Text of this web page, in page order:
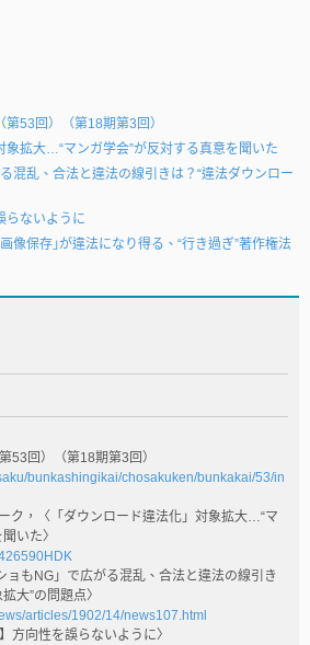
53回）（第18期第3回）
象拡大…“マンガ学会”が反対する真意を聞いた
混乱、合法と違法の線引きは？“違法ダウンロー
らないように
像保存｣が違法になり得る、“行き過ぎ”著作権法
53回）（第18期第3回）
bunkashingikai/chosakuken/bunkakai/53/in
ク，〈「ダウンロード違法化」対象拡大…“マ
いた〉
ョもNG」で広がる混乱、合法と違法の線引き
大”の問題点〉
articles/1902/14/news107.html
方向性を誤らないように〉